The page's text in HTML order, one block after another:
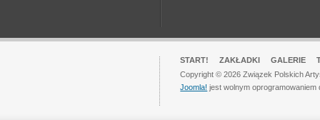
START! ZAKŁADKI GALERIE
Copyright © 2026 Związek Polskich
Joomla! jest wolnym